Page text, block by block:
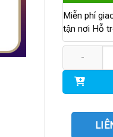
Miễn phí
tận nơi Hỗ